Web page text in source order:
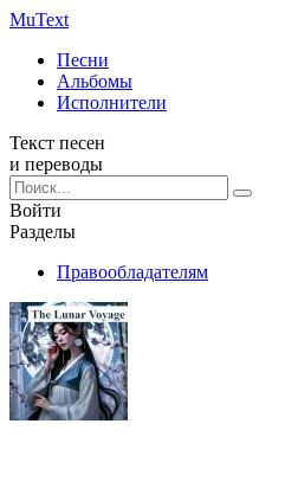
MuText
Песни
Альбомы
Исполнители
Текст песен
и переводы
Войти
Разделы
Правообладателям